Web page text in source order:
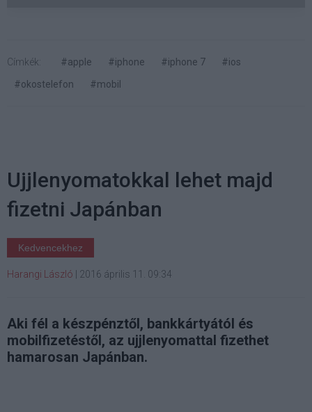
Címkék: #apple #iphone #iphone 7
#ios
#okostelefon
#mobil
Ujjlenyomatokkal lehet majd
fizetni Japánban
Kedvencekhez
Harangi László 2016 április 11. 09:34
Aki fél a készpénztől, bankkártyától és
mobilfizetéstől, az ujjlenyomattal fizethet
hamarosan Japánban.